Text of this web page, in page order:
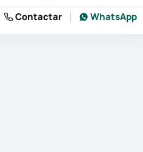
Contactar
WhatsApp